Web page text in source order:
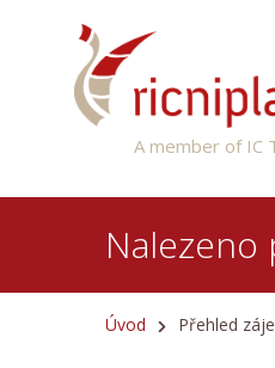
A member of IC
Nalezeno
Úvod Přehled